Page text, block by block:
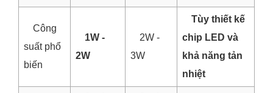
Công
suất phổ
biến
1W -
2W
2W -
3W
Tùy thiết kế
chip LED và
khả năng tản
nhiệt